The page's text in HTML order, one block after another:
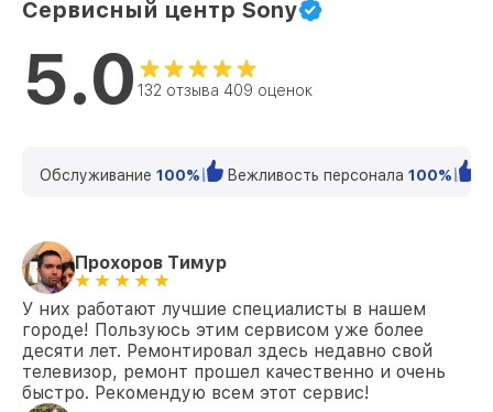
Замена кнопки включения KD-65XE7096
Замена шлейфа матрицы KD-65XE7096
Sony
Замена трансформаторов подсветки
Сервисный центр Sony
5.0 132 отзыва 409 оценок
Обслуживание 100% Вежливость персонала 100%
Прохоров Тимур
У них работают лучшие специалисты в нашем
городе! Пользуюсь этим сервисом уже более
десяти лет. Ремонтировал здесь недавно свой
телевизор, ремонт прошел качественно и очень
быстро. Рекомендую всем этот сервис!